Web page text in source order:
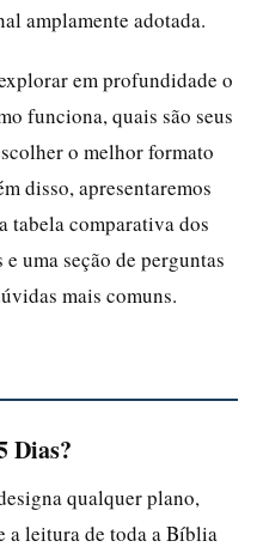
amplamente adotada.
em profundidade o
funciona, quais são seus
o melhor formato
disso, apresentaremos
tabela comparativa dos
uma seção de perguntas
mais comuns.
Dias?
qualquer plano,
a leitura de toda a Bíblia